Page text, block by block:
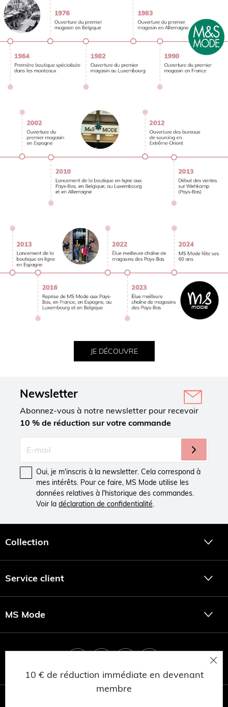
JE DÉCOUVRE
Newsletter
Abonnez-vous à notre newsletter pour recevoir
10 % de réduction sur votre commande
Oui, je m'inscris à la newsletter. Cela correspond à
mes intérêts. Pour ce faire, MS Mode utilise les
données relatives à l'historique des commandes.
Voir la déclaration de confidentialité
Collection
Service client
MS Mode
10 € de réduction immédiate en devenant
membre